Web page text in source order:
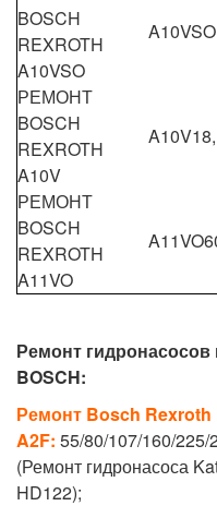
BOSCH
REXROTH
A10VSO
РЕМОНТ
BOSCH
REXROTH
A10V
РЕМОНТ
BOSCH
REXROTH
A11VO
Ремонт гидронасосов
BOSCH:
Ремонт Bosch Rexroth
A2F: 55/80/107/160/
(Ремонт гидронасоса
HD122);